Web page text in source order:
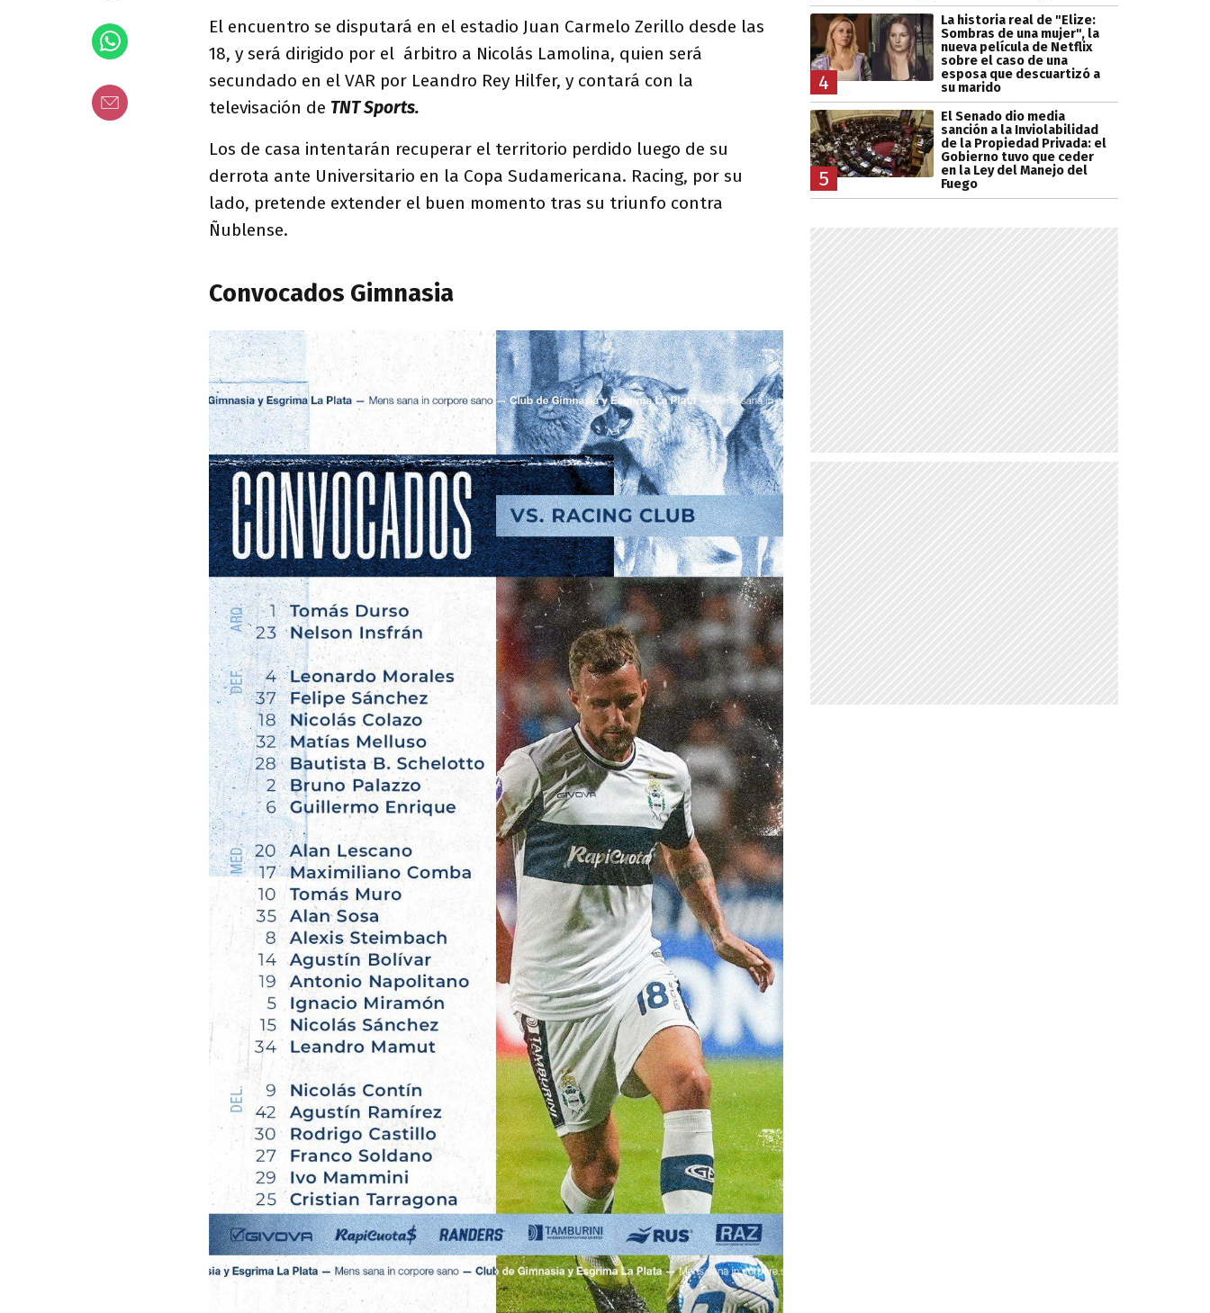
El encuentro se disputará en el estadio Juan Carmelo Zerillo desde las
18, y será dirigido por el árbitro a Nicolás Lamolina, quien será
secundado en el VAR por Leandro Rey Hilfer, y contará con la
televisación de TNT Sports.
Los de casa intentarán recuperar el territorio perdido luego de su
derrota ante Universitario en la Copa Sudamericana. Racing, por su
lado, pretende extender el buen momento tras su triunfo contra
Ñublense.
Convocados Gimnasia
4
La historia real de "Elize:
Sombras de una mujer", la
nueva película de Netflix
sobre el caso de una
esposa que descuartizó a
su marido
5
El Senado dio media
sanción a la Inviolabilidad
de la Propiedad Privada: el
Gobierno tuvo que ceder
en la Ley del Manejo del
Fuego